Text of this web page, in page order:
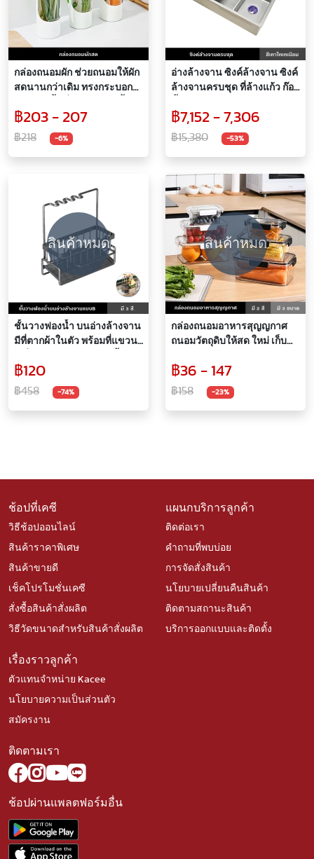
กล่องถนอมผัก ช่วยถนอมให้ผัก
สดนานกว่าเดิม ทรงกระบอก
฿203 - 207
฿218 -6%
อ่างล้างจาน ซิงค์ล้างจาน ซิงค์
ล้างจานครบชุด ที่ล้างแก้ว ก๊อก
และที่ล้างผักในตัว ตะแกรงกัน
กลิ่น
฿7,152 - 7,306
฿15,380 -53%
สินค้าหมด
ชั้นวางฟองน้ำ บนอ่างล้างจาน
มีที่ตากผ้าในตัว พร้อมที่แขวน
฿120
฿458 -74%
สินค้าหมด
กล่องถนอมอาหารสุญญกาศ
ถนอมวัตถุดิบให้สด ใหม่ เก็บ
หลายขนาด
฿36 - 147
฿158 -23%
ช้อปที่เคซี
วิธีช้อปออนไลน์
สินค้าราคาพิเศษ
สินค้าขายดี
เช็คโปรโมชั่นเคซี
สั่งซื้อสินค้าสั่งผลิต
วิธีวัดขนาดสำหรับสินค้าสั่งผลิต
แผนกบริการลูกค้า
ติดต่อเรา
คำถามที่พบบ่อย
การจัดสั่งสินค้า
นโยบายเปลี่ยนคืนสินค้า
ติดตามสถานะสินค้า
บริการออกแบบและติดตั้ง
เรื่องราวลูกค้า
ตัวแทนจำหน่าย Kacee
นโยบายความเป็นส่วนตัว
สมัครงาน
ติดตามเรา
ช้อปผ่านแพลตฟอร์มอื่น